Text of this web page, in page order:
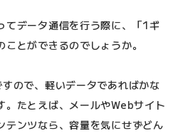
てデータ通信を行う際に、「1ギ
とができるのでしょうか。
ので、軽いデータであればかな
。たとえば、メールやWebサイト
テンツなら、容量を気にせずどん